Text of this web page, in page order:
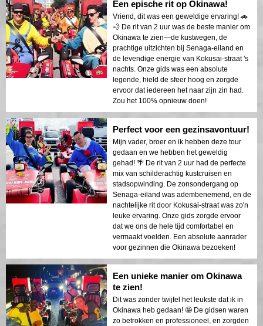
Een epische rit op Okinawa!
Vriend, dit was een geweldige ervaring! 🚗
💨 De rit van 2 uur was de beste manier om
Okinawa te zien—de kustwegen, de
prachtige uitzichten bij Senaga-eiland en
de levendige energie van Kokusai-straat 's
nachts. Onze gids was een absolute
legende, hield de sfeer hoog en zorgde
ervoor dat iedereen het naar zijn zin had.
Zou het 100% opnieuw doen!
Perfect voor een gezinsavontuur!
Mijn vader, broer en ik hebben deze tour
gedaan en we hebben het geweldig
gehad! 🌴 De rit van 2 uur had de perfecte
mix van schilderachtig kustcruisen en
stadsopwinding. De zonsondergang op
Senaga-eiland was adembenemend, en de
nachtelijke rit door Kokusai-straat was zo'n
leuke ervaring. Onze gids zorgde ervoor
dat we ons de hele tijd comfortabel en
vermaakt voelden. Een absolute aanrader
voor gezinnen die Okinawa bezoeken!
Een unieke manier om Okinawa
te zien!
Dit was zonder twijfel het leukste dat ik in
Okinawa heb gedaan! 🤩 De gidsen waren
zo betrokken en professioneel, en zorgden